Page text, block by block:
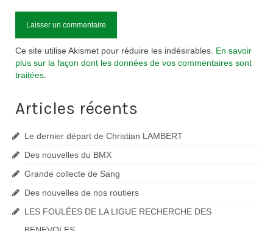
Ce site utilise Akismet pour réduire les indésirables. En savoir
plus sur la façon dont les données de vos commentaires sont
traitées.
Articles récents
Le dernier départ de Christian LAMBERT
Des nouvelles du BMX
Grande collecte de Sang
Des nouvelles de nos routiers
LES FOULÉES DE LA LIGUE RECHERCHE DES